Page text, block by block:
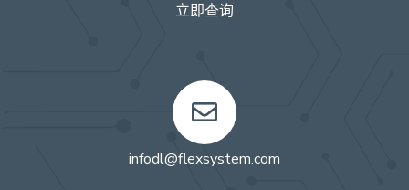
立即查询
infodl@flexsystem.com